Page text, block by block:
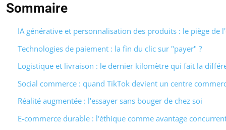
Sommaire
IA générative et personnalisation des produits : le piège de
Technologies de paiement : la fin du clic sur "payer" ?
Logistique et livraison : le dernier kilomètre qui fait la
Social commerce : quand TikTok devient un centre
Réalité augmentée : l'essayer sans bouger de chez soi
E-commerce durable : l'éthique comme avantage